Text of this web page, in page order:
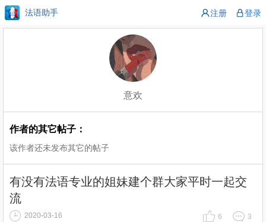
法语助手 注册 登录
意欢
作者的其它帖子：
该作者还未发布其它的帖子
有没有法语专业的姐妹建个群大家平时一起交
流
2020-03-16 6 3